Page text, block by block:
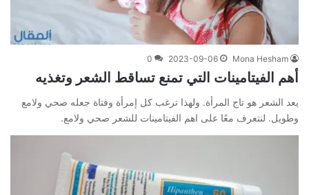
Mona Hesham
2023-09-06
0
أهم الفيتامينات التي تمنع تساقط الشعر وتغذيه
يعد الشعر هو تاج المرأة. ولهذا ترغب كل إمرأة وفتاة جعله صحي ولامع
وطويل. لنتعرف معًا على اهم الفيتامينات للشعر صحي ولامع.